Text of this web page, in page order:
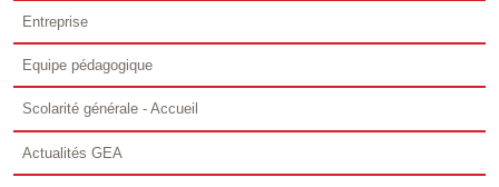
Entreprise
Equipe pédagogique
Scolarité générale - Accueil
Actualités GEA